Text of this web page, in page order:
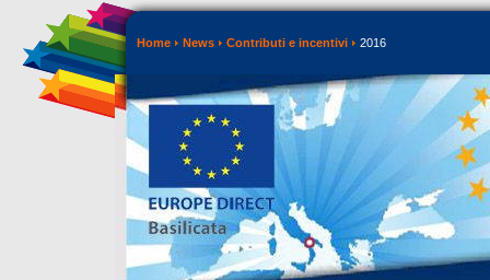
Home News Contributi e incentivi 2016